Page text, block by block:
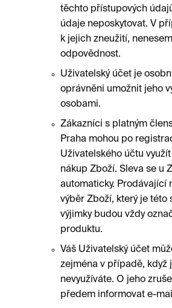
těchto přístupových
údaje neposkytovat. V
k jejich zneužití,
odpovědnost.
Uživatelský účet je
oprávněni umožnit jeho
osobami.
Zákazníci s platným
Praha mohou po
Uživatelského účtu
nákup Zboží. Sleva se u
automaticky. Prodávající
výběr Zboží, který je této
výjimky budou vždy
produktu.
Váš Uživatelský účet
zejména v případě, když
nevyužíváte. O jeho
předem informovat e-